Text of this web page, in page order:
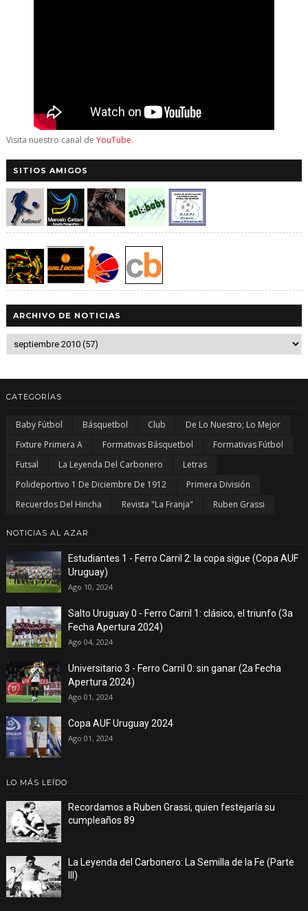
Visita nuestro canal de YouTube.
SITIOS AMIGOS
ARCHIVO DE NOTICIAS
CATEGORÍAS
Baby Fútbol Básquetbol Club
De Lo Nuestro; Lo Mejor
Fixture Primera A
Formativas Básquetbol
Formativas Fútbol
Futsal
La Leyenda Del Carbonero
Letras
Polideportivo 1 De Diciembre De 1912
Primera División
Recuerdos Del Hincha
Revista "La Franja" Ruben Grassi
NOTICIAS AL AZAR
Estudiantes 1 - Ferro Carril 2: la copa sigue (Copa AUF
Uruguay)
Ago 10, 2024
Salto Uruguay 0 - Ferro Carril 1: clásico, el triunfo (3a
Fecha Apertura 2024)
Ago 04, 2024
Universitario 3 - Ferro Carril 0: sin ganar (2a Fecha
Apertura 2024)
Ago 01, 2024
Copa AUF Uruguay 2024
Ago 01, 2024
LO MÁS LEÍDO
Recordamos a Ruben Grassi, quien festejaría su
cumpleaños 89
La Leyenda del Carbonero: La Semilla de la Fe (Parte
III)